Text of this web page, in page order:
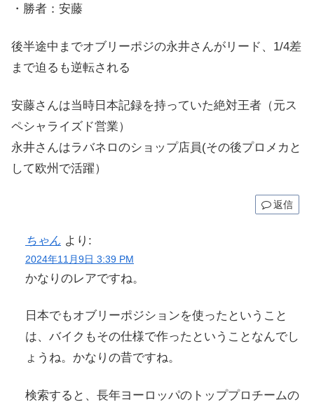
・勝者：安藤
後半途中までオブリーポジの永井さんがリード、1/4差
まで迫るも逆転される
安藤さんは当時日本記録を持っていた絶対王者（元ス
ペシャライズド営業）
永井さんはラバネロのショップ店員(その後プロメカと
して欧州で活躍）
返信
ちゃん より:
2024年11月9日 3:39 PM
かなりのレアですね。
日本でもオブリーポジションを使ったということ
は、バイクもその仕様で作ったということなんでし
ょうね。かなりの昔ですね。
検索すると、長年ヨーロッパのトッププロチームの